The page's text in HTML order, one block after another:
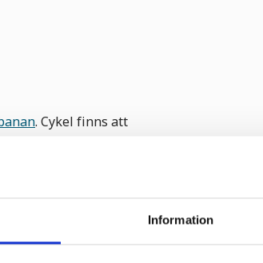
Information
. Cykel finns att
Ransäter är avstängd
boende på